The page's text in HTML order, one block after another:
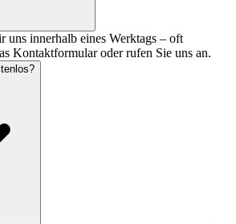
uns innerhalb eines Werktags – oft
Kontaktformular oder rufen Sie uns an.